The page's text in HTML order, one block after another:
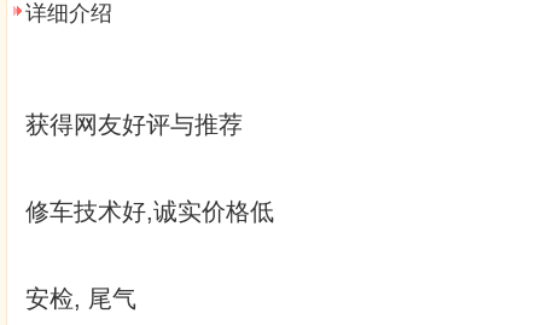
详细介绍
获得网友好评与推荐
修车技术好,诚实价格低
安检, 尾气